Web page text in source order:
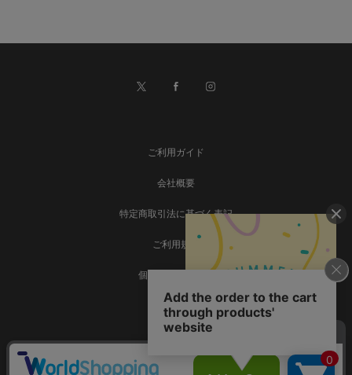
ご利用ガイド
会社概要
特定商取引法に基づく表記
ご利用規約
個人情報保護方針
お問い合わせ